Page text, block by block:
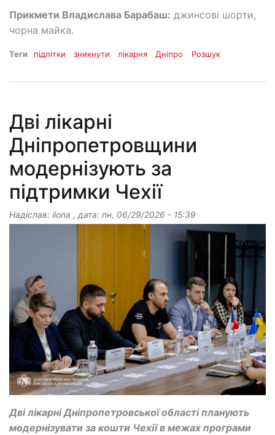
Прикмети Владислава Барабаш: джинсові шорти,
чорна майка.
Теги підлітки зникнути лікарня Дніпро Розшук
Дві лікарні
Дніпропетровщини
модернізують за
підтримки Чехії
Надіслав: ilona , дата: пн, 06/29/2026 - 15:39
Дві лікарні Дніпропетровської області планують
модернізувати за кошти Чехії в межах програми